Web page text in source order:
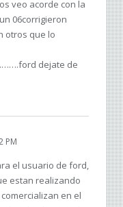
veo acorde con la
06corrigieron
otros que lo
dejate de
PM
el usuario de ford,
estan realizando
en el